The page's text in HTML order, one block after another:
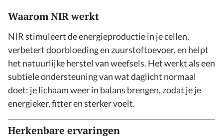
Waarom NIR werkt
NIR stimuleert de energieproductie in je cellen,
verbetert doorbloeding en zuurstoftoevoer, en helpt
het natuurlijke herstel van weefsels. Het werkt als een
subtiele ondersteuning van wat daglicht normaal
doet: je lichaam weer in balans brengen, zodat je je
energieker, fitter en sterker voelt.
Herkenbare ervaringen